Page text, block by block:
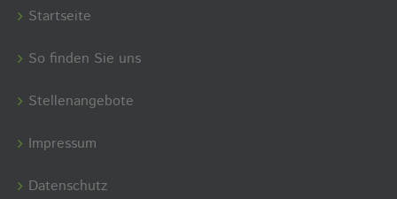
Startseite
So finden Sie uns
Stellenangebote
Impressum
Datenschutz